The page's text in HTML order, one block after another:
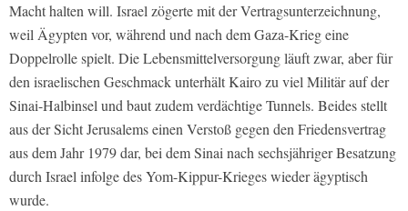
Macht halten will. Israel zögerte mit der Vertragsunterzeichnung,
weil Ägypten vor, während und nach dem Gaza-Krieg eine
Doppelrolle spielt. Die Lebensmittelversorgung läuft zwar, aber für
den israelischen Geschmack unterhält Kairo zu viel Militär auf der
Sinai-Halbinsel und baut zudem verdächtige Tunnels. Beides stellt
aus der Sicht Jerusalems einen Verstoß gegen den Friedensvertrag
aus dem Jahr 1979 dar, bei dem Sinai nach sechsjähriger Besatzung
durch Israel infolge des Yom-Kippur-Krieges wieder ägyptisch
wurde.